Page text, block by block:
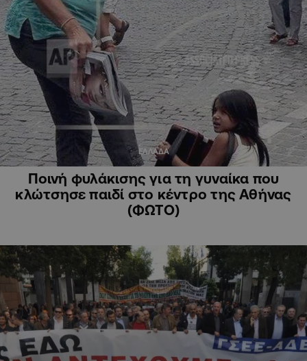
ΕΛΛΑΔΑ
Ποινή φυλάκισης για τη γυναίκα που
κλώτσησε παιδί στο κέντρο της Αθήνας
(ΦΩΤΟ)